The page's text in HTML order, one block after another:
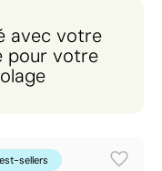
ou
avec votre
pour votre
sellers